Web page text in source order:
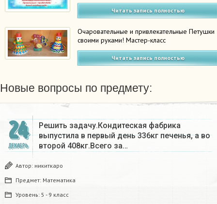
Читать запись полностью
Очаровательные и привлекательные Петушки
своими руками! Мастер-класс
Читать запись полностью
Новые вопросы по предмету:
24
ДЕКАБРЬ
Решить задачу.Кондитеская фабрика
выпустила в первый день 336кг печенья, а во
второй 408кг.Всего за…
Автор: никиткаро
Предмет: Математика
Уровень: 5 - 9 класс